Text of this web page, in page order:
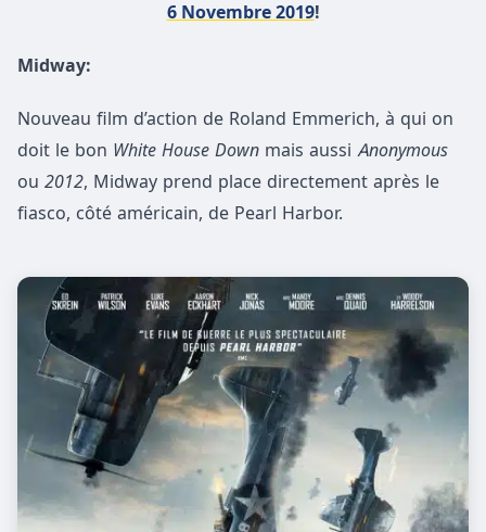
6 Novembre 2019!
Midway:
Nouveau film d’action de Roland Emmerich, à qui on
doit le bon White House Down mais aussi Anonymous
ou 2012, Midway prend place directement après le
fiasco, côté américain, de Pearl Harbor.